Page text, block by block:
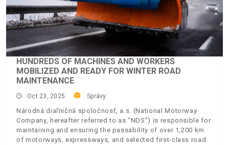
HUNDREDS OF MACHINES AND WORKERS
MOBILIZED AND READY FOR WINTER ROAD
MAINTENANCE
Oct 23, 2025 Správy
Národná diaľničná spoločnosť, a.s. (National Motorway
Company, hereafter referred to as “NDS”) is responsible for
maintaining and ensuring the passability of over 1,200 km
of motorways, expressways, and selected first-class road